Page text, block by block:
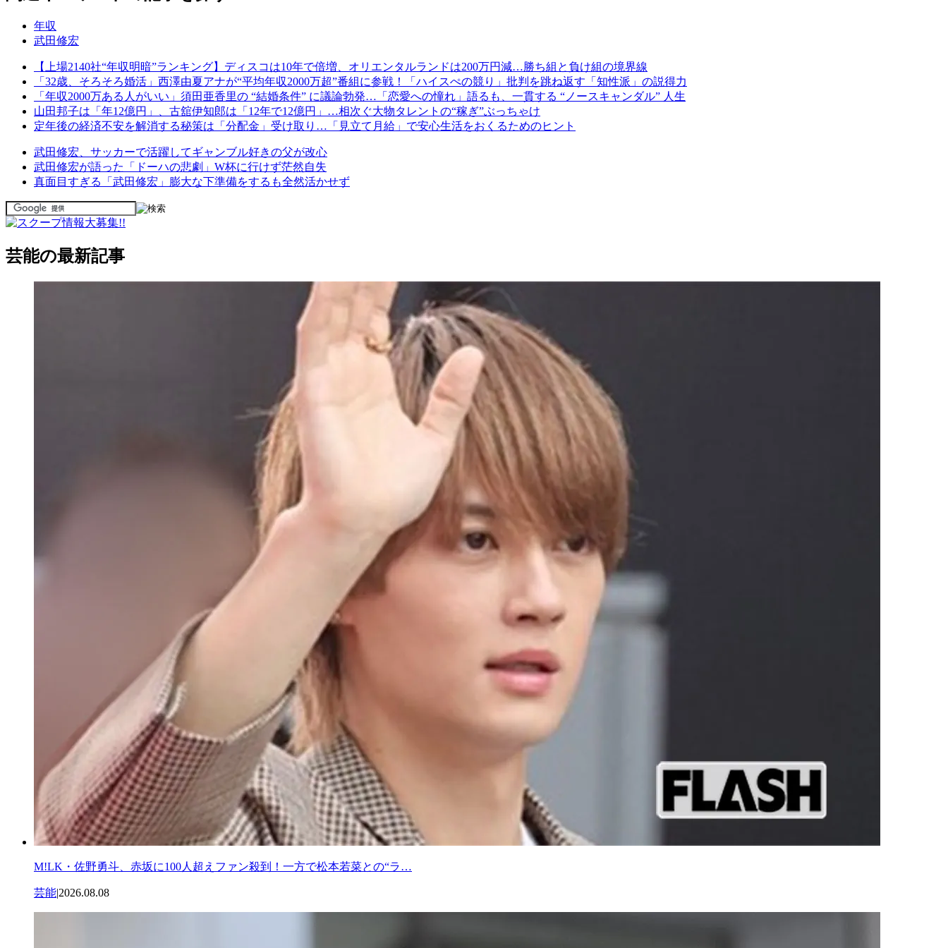
年収
武田修宏
【上場2140社“年収明暗”ランキング】ディスコは10年で倍増、オリエンタルランドは200万円減…勝ち組と負け組の境界線
「32歳、そろそろ婚活」西澤由夏アナが“平均年収2000万超”番組に参戦！「ハイスぺの競り」批判を跳ね返す「知性派」の説得力
「年収2000万ある人がいい」須田亜香里の “結婚条件” に議論勃発…「恋愛への憧れ」語るも、一貫する “ノースキャンダル” 人生
山田邦子は「年12億円」、古舘伊知郎は「12年で12億円」…相次ぐ大物タレントの“稼ぎ”ぶっちゃけ
定年後の経済不安を解消する秘策は「分配金」受け取り…「見立て月給」で安心生活をおくるためのヒント
武田修宏、サッカーで活躍してギャンブル好きの父が改心
武田修宏が語った「ドーハの悲劇」W杯に行けず茫然自失
真面目すぎる「武田修宏」膨大な下準備をするも全然活かせず
芸能の最新記事
M!LK・佐野勇斗、赤坂に100人超えファン殺到！一方で松本若菜との“ラ…
芸能|2026.08.08